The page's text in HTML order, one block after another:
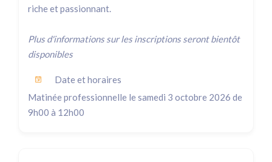
riche et passionnant.
Plus d'informations sur les inscriptions seront bientôt
disponibles
Date et horaires
Matinée professionnelle le samedi 3 octobre 2026 de
9h00 à 12h00